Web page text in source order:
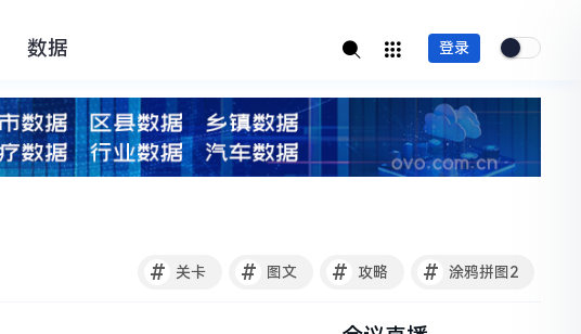
数据 登录
# 关卡 # 图文 # 攻略 # 涂鸦拼图2